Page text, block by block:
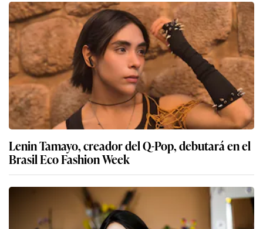
Lenin Tamayo, creador del Q-Pop, debutará en el
Brasil Eco Fashion Week